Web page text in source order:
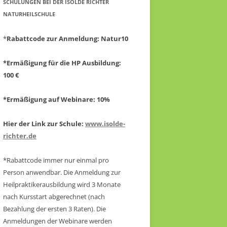
CHULUNGEN BEI DER ISOLDE RICHTER N
ATURHEILSCHULE
*Rabattcode zur Anmeldung: Natur10
*Ermäßigung für die HP Ausbildung:
100 €
*Ermäßigung auf Webinare: 10%
Hier der Link zur Schule: www.isolde-
richter.de
*Rabattcode immer nur einmal pro
Person anwendbar. Die Anmeldung zur
Heilpraktikerausbildung wird 3 Monate
nach Kursstart abgerechnet(nach
Bezahlung der ersten 3 Raten). Die
Anmeldungen der Webinare werden